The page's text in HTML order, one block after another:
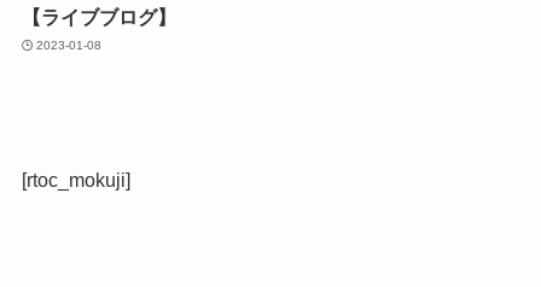
【ライブブログ】
2023-01-08
[rtoc_mokuji]